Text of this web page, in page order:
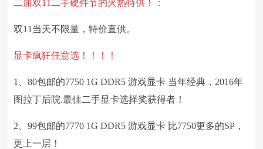
二届双11二手硬件节的火热特供！ ：
双11当天不限量，特价直供。
显卡疯狂任意选！！！！
1、80包邮的7750 1G DDR5 游戏显卡 当年经典，2016年
图拉丁后院.最佳二手显卡选择奖获得者！
2、99包邮的7770 1G DDR5 游戏显卡 比7750更多的SP，
更上一层！